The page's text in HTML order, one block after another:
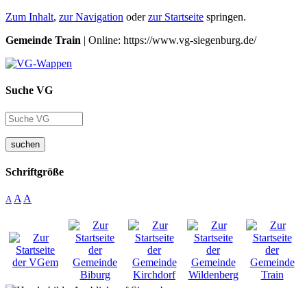
Zum Inhalt, zur Navigation oderzur Startseite springen.
Gemeinde Train | Online: https://www.vg-siegenburg.de/
Suche VG
suchen
Schriftgröße
A A A